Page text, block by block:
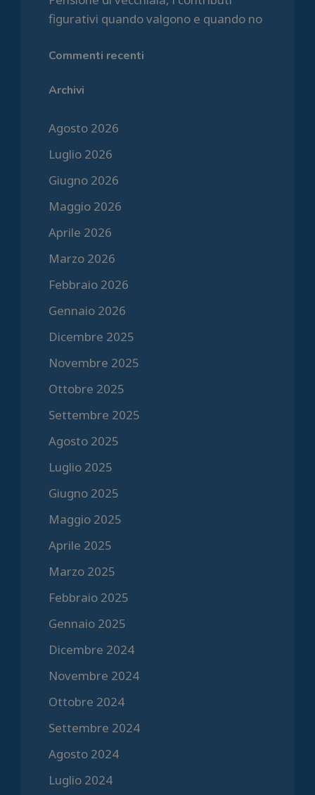
figurativi quando valgono e quando no
Commenti recenti
Archivi
Agosto 2026
Luglio 2026
Giugno 2026
Maggio 2026
Aprile 2026
Marzo 2026
Febbraio 2026
Gennaio 2026
Dicembre 2025
Novembre 2025
Ottobre 2025
Settembre 2025
Agosto 2025
Luglio 2025
Giugno 2025
Maggio 2025
Aprile 2025
Marzo 2025
Febbraio 2025
Gennaio 2025
Dicembre 2024
Novembre 2024
Ottobre 2024
Settembre 2024
Agosto 2024
Luglio 2024